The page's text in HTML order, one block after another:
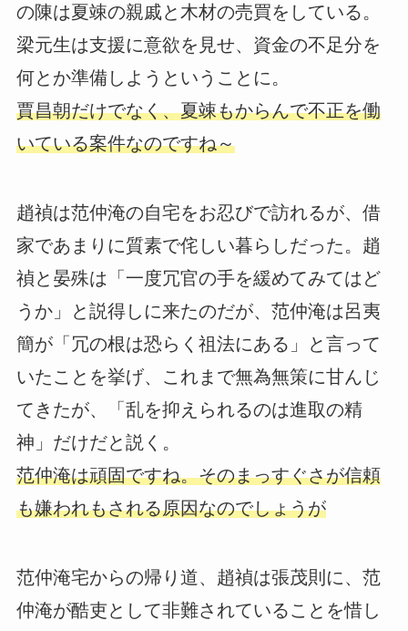
の陳は夏竦の親戚と木材の売買をしている。
梁元生は支援に意欲を見せ、資金の不足分を
何とか準備しようということに。
賈昌朝だけでなく、夏竦もからんで不正を働
いている案件なのですね～
趙禎は范仲淹の自宅をお忍びで訪れるが、借
家であまりに質素で侘しい暮らしだった。趙
禎と晏殊は「一度冗官の手を緩めてみてはど
うか」と説得しに来たのだが、范仲淹は呂夷
簡が「冗の根は恐らく祖法にある」と言って
いたことを挙げ、これまで無為無策に甘んじ
てきたが、「乱を抑えられるのは進取の精
神」だけだと説く。
范仲淹は頑固ですね。そのまっすぐさが信頼
も嫌われもされる原因なのでしょうが
范仲淹宅からの帰り道、趙禎は張茂則に、范
仲淹が酷吏として非難されていることを惜し